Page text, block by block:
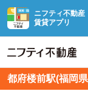
ニフティ不動産
賃貸アプリ
都府楼前駅(福岡